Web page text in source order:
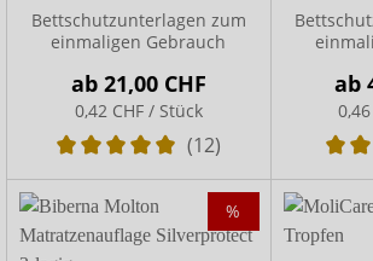
Bettschutzunterlagen zum
einmaligen Gebrauch
ab 21,00 CHF
0,42 CHF / Stück
(12)
ab
%